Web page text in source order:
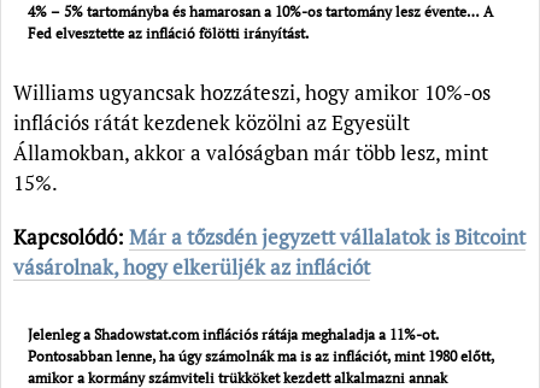
4% – 5% tartományba és hamarosan a 10%-os tartomány lesz évente… A
Fed elvesztette az infláció fölötti irányítást.
Williams ugyancsak hozzáteszi, hogy amikor 10%-os
inflációs rátát kezdenek közölni az Egyesült
Államokban, akkor a valóságban már több lesz, mint
15%.
Kapcsolódó: Már a tőzsdén jegyzett vállalatok is Bitcoint
vásárolnak, hogy elkerüljék az inflációt
Jelenleg a Shadowstat.com inflációs rátája meghaladja a 11%-ot.
Pontosabban lenne, ha úgy számolnák ma is az inflációt, mint 1980 előtt,
amikor a kormány számviteli trükköket kezdett alkalmazni annak